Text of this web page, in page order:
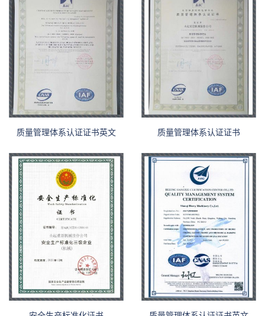
质量管理体系认证证书英文 质量管理体系认证证书